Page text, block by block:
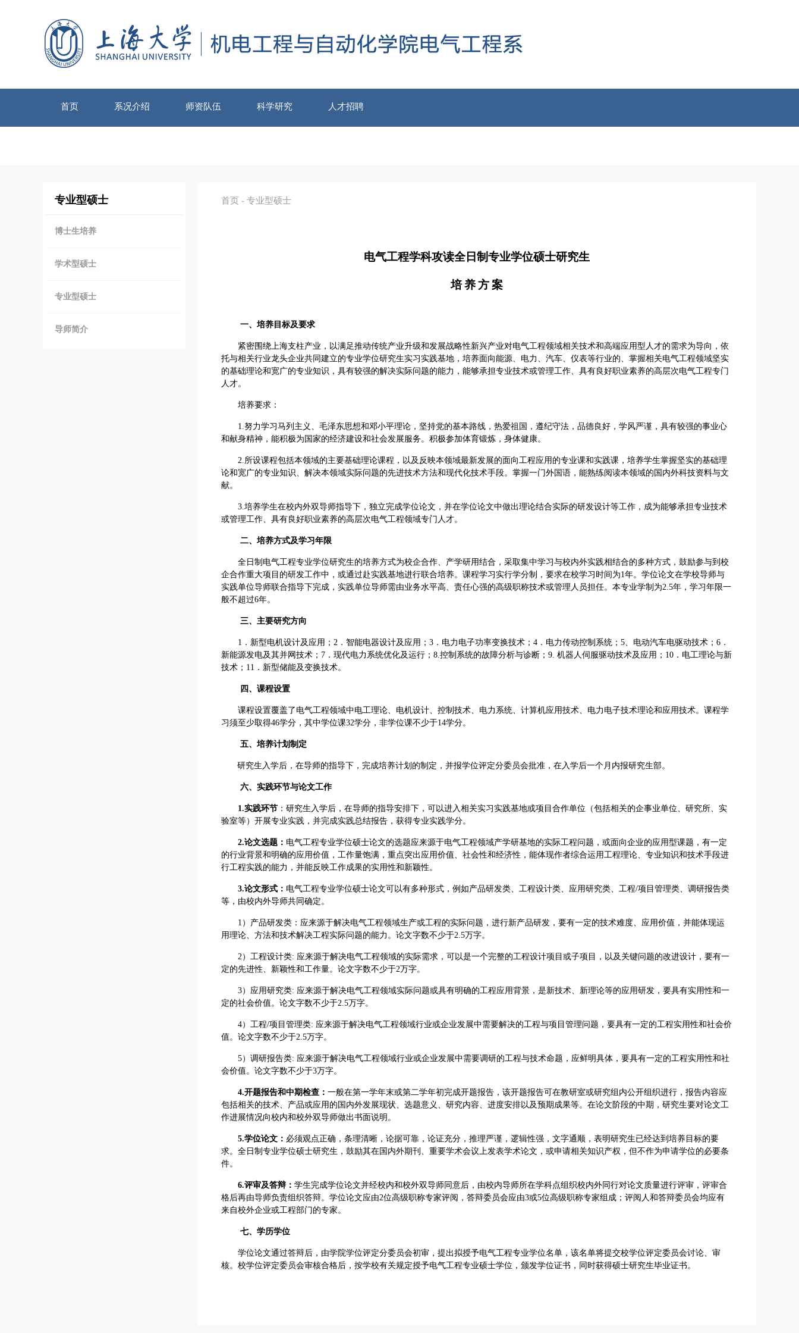
首页 系况介绍 师资队伍 科学研究 人才招聘
专业型硕士
博士生培养
学术型硕士
专业型硕士
导师简介
首页 - 专业型硕士
电气工程学科攻读全日制专业学位硕士研究生
培养方案
一、培养目标及要求
紧密围绕上海支柱产业，以满足推动传统产业升级和发展战略性新兴产业对电气工程领域相关技术和高端应用型人才的需求为导向，依
托与相关行业龙头企业共同建立的专业学位研究生实习实践基地，培养面向能源、电力、汽车、仪表等行业的、掌握相关电气工程领域坚实
的基础理论和宽广的专业知识，具有较强的解决实际问题的能力，能够承担专业技术或管理工作、具有良好职业素养的高层次电气工程专门
人才。
培养要求：
1.努力学习马列主义、毛泽东思想和邓小平理论，坚持党的基本路线，热爱祖国，遵纪守法，品德良好，学风严谨，具有较强的事业心
和献身精神，能积极为国家的经济建设和社会发展服务。积极参加体育锻炼，身体健康。
2.所设课程包括本领域的主要基础理论课程，以及反映本领域最新发展的面向工程应用的专业课和实践课，培养学生掌握坚实的基础理
论和宽广的专业知识、解决本领域实际问题的先进技术方法和现代化技术手段。掌握一门外国语，能熟练阅读本领域的国内外科技资料与文
献。
3.培养学生在校内外双导师指导下，独立完成学位论文，并在学位论文中做出理论结合实际的研发设计等工作，成为能够承担专业技术
或管理工作、具有良好职业素养的高层次电气工程领域专门人才。
二、培养方式及学习年限
全日制电气工程专业学位研究生的培养方式为校企合作、产学研用结合，采取集中学习与校内外实践相结合的多种方式，鼓励参与到校
企合作重大项目的研发工作中，或通过赴实践基地进行联合培养。课程学习实行学分制，要求在校学习时间为1年。学位论文在学校导师与
实践单位导师联合指导下完成，实践单位导师需由业务水平高、责任心强的高级职称技术或管理人员担任。本专业学制为2.5年，学习年限一
般不超过6年。
三、主要研究方向
1 ．新型电机设计及应用； 2 ．智能电器设计及应用； 3 ．电力电子功率变换技术； 4 ．电力传动控制系统； 5、电动汽车电驱动技术； 6 ．
新能源发电及其并网技术； 7 ．现代电力系统优化及运行； 8.控制系统的故障分析与诊断； 9. 机器人伺服驱动技术及应用； 10 ．电工理论与新
技术； 11 ．新型储能及变换技术。
四、课程设置
课程设置覆盖了电气工程领域中电工理论、电机设计、控制技术、电力系统、计算机应用技术、电力电子技术理论和应用技术。课程学
习须至少取得46学分，其中学位课32学分，非学位课不少于14学分。
五、培养计划制定
研究生入学后，在导师的指导下，完成培养计划的制定，并报学位评定分委员会批准，在入学后一个月内报研究生部。
六、实践环节与论文工作
1.实践环节 ： 研究生入学后，在导师的指导安排下，可以进入相关实习实践基地或项目合作单位（包括相关的企事业单位、研究所、实
验室等）开展专业实践，并完成实践总结报告，获得专业实践学分。
2.论文选题： 电气工程专业学位硕士论文的选题应来源于电气工程领域产学研基地的实际工程问题，或面向企业的应用型课题，有一定
的行业背景和明确的应用价值，工作量饱满，重点突出应用价值、社会性和经济性，能体现作者综合运用工程理论、专业知识和技术手段进
行工程实践的能力，并能反映工作成果的实用性和新颖性。
3.论文形式： 电气工程专业学位硕士论文可以有多种形式，例如产品研发类、工程设计类、应用研究类、工程/项目管理类、调研报告类
等，由校内外导师共同确定。
1）产品研发类：应来源于解决电气工程领域生产或工程的实际问题，进行新产品研发，要有一定的技术难度、应用价值，并能体现运
用理论、方法和技术解决工程实际问题的能力。论文字数不少于2.5万字。
2）工程设计类: 应来源于解决电气工程领域的实际需求，可以是一个完整的工程设计项目或子项目，以及关键问题的改进设计，要有一
定的先进性、新颖性和工作量。论文字数不少于2万字。
3）应用研究类: 应来源于解决电气工程领域实际问题或具有明确的工程应用背景，是新技术、新理论等的应用研发，要具有实用性和一
定的社会价值。论文字数不少于2.5万字。
4）工程/项目管理类: 应来源于解决电气工程领域行业或企业发展中需要解决的工程与项目管理问题，要具有一定的工程实用性和社会价
值。论文字数不少于2.5万字。
5）调研报告类: 应来源于解决电气工程领域行业或企业发展中需要调研的工程与技术命题，应鲜明具体，要具有一定的工程实用性和社
会价值。论文字数不少于3万字。
4.开题报告和中期检查： 一般在第一学年末或第二学年初完成开题报告，该开题报告可在教研室或研究组内公开组织进行，报告内容应
包括相关的技术、产品或应用的国内外发展现状、选题意义、研究内容、进度安排以及预期成果等。在论文阶段的中期，研究生要对论文工
作进展情况向校内和校外双导师做出书面说明。
5.学位论文： 必须观点正确，条理清晰，论据可靠，论证充分，推理严谨，逻辑性强，文字通顺，表明研究生已经达到培养目标的要
求。全日制专业学位硕士研究生，鼓励其在国内外期刊、重要学术会议上发表学术论文，或申请相关知识产权，但不作为申请学位的必要条
件。
6.评审及答辩： 学生完成学位论文并经校内和校外双导师同意后，由校内导师所在学科点组织校内外同行对论文质量进行评审，评审合
格后再由导师负责组织答辩。学位论文应由2位高级职称专家评阅，答辩委员会应由3或5位高级职称专家组成；评阅人和答辩委员会均应有
来自校外企业或工程部门的专家。
七、学历学位
学位论文通过答辩后，由学院学位评定分委员会初审，提出拟授予电气工程专业学位名单，该名单将提交校学位评定委员会讨论、审
核。校学位评定委员会审核合格后，按学校有关规定授予电气工程专业硕士学位，颁发学位证书，同时获得硕士研究生毕业证书。